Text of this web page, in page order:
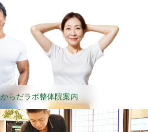
からだラボ整体院案内